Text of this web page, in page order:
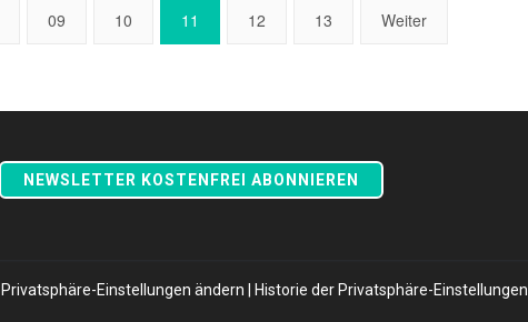
09 10 11 12 13 Weiter
NEWSLETTER KOSTENFREI ABONNIEREN
Privatsphäre-Einstellungen ändern Historie der Privatsphäre-Einstellungen